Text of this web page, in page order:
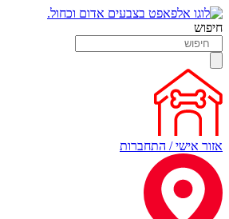
חיפוש
אזור אישי / התחברות